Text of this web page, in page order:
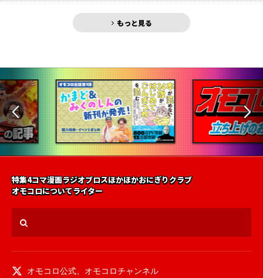
もっと見る
特集4コマ漫画ラジオブロスほかほかおにぎりクラブ
オモコロについてライター
オモコロ公式、 オモコロチャンネル